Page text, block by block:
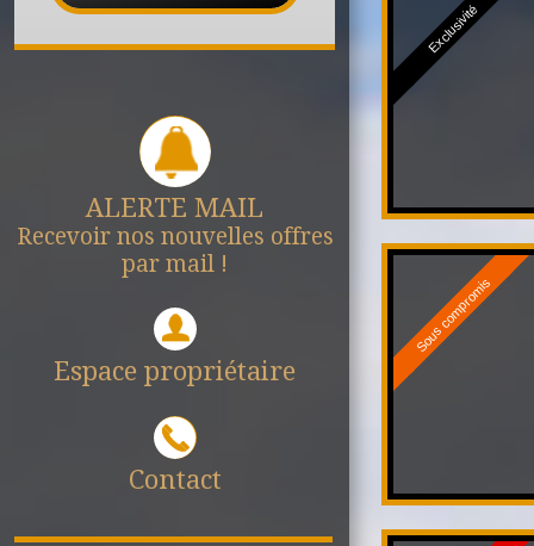
ALERTE MAIL
Recevoir nos nouvelles offres
par mail !
Espace propriétaire
Contact
Exclusivité
Sous compromis